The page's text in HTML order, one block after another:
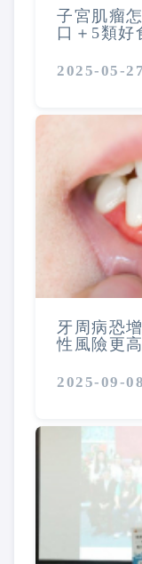
子宮肌瘤
口＋5類好
2025-05-
牙周病恐
性風險更高
2025-09-